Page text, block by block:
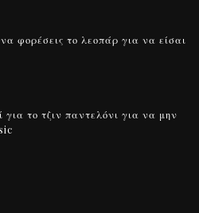
φορέσεις το λεοπάρ για να είσαι
για το τζιν παντελόνι για να μην